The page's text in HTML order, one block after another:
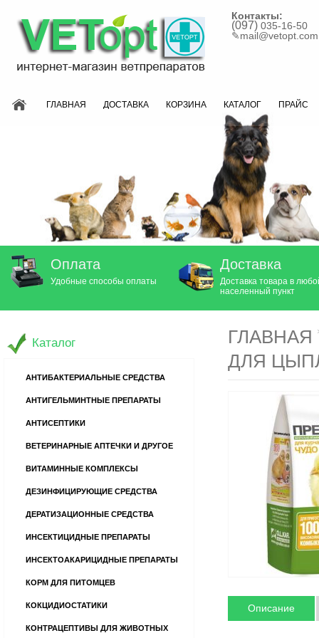
Контакты:
(097) 035-16-50
✎mail@vetopt.com
ГЛАВНАЯ ДОСТАВКА КОРЗИНА КАТАЛОГ ПРАЙС
Оплата
Удобные способы оплаты
Доставка
Доставка товара в
населенный пункт
ГЛАВНАЯ
ДЛЯ
Описание
Каталог
АНТИБАКТЕРИАЛЬНЫЕ СРЕДСТВА
АНТИГЕЛЬМИНТНЫЕ ПРЕПАРАТЫ
АНТИСЕПТИКИ
ВЕТЕРИНАРНЫЕ АПТЕЧКИ И ДРУГОЕ
ВИТАМИННЫЕ КОМПЛЕКСЫ
ДЕЗИНФИЦИРУЮЩИЕ СРЕДСТВА
ДЕРАТИЗАЦИОННЫЕ СРЕДСТВА
ИНСЕКТИЦИДНЫЕ ПРЕПАРАТЫ
ИНСЕКТОАКАРИЦИДНЫЕ ПРЕПАРАТЫ
КОРМ ДЛЯ ПИТОМЦЕВ
КОКЦИДИОСТАТИКИ
КОНТРАЦЕПТИВЫ ДЛЯ ЖИВОТНЫХ